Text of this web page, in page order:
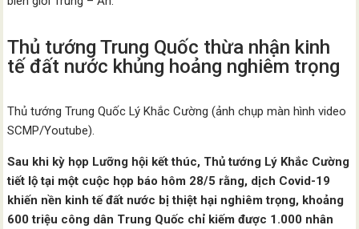
Thủ tướng Trung Quốc thừa nhận kinh
tế đất nước khủng hoảng nghiêm trọng
Thủ tướng Trung Quốc Lý Khắc Cường (ảnh chụp màn hình video
SCMP/Youtube).
Sau khi kỳ họp Lưỡng hội kết thúc, Thủ tướng Lý Khắc Cường
tiết lộ tại một cuộc họp báo hôm 28/5 rằng, dịch Covid-19
khiến nền kinh tế đất nước bị thiệt hại nghiêm trọng, khoảng
600 triệu công dân Trung Quốc chỉ kiếm được 1.000 nhân